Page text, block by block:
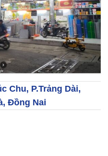
Chu, P.Trảng Dài,
Đồng Nai